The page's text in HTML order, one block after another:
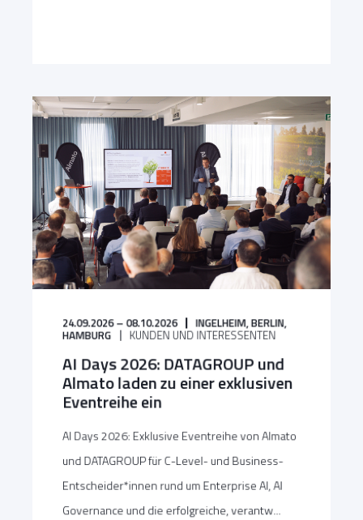
24.09.2026 – 08.10.2026 INGELHEIM,BERLIN,
HAMBURG KUNDEN UND INTERESSENTEN
AI Days 2026: DATAGROUP und
Almato laden zu einer exklusiven
Eventreihe ein
AI Days 2026: Exklusive Eventreihe von Almato
und DATAGROUP für C-Level- und Business-
Entscheider*innen rund um Enterprise AI, AI
Governance und die erfolgreiche, verantw...